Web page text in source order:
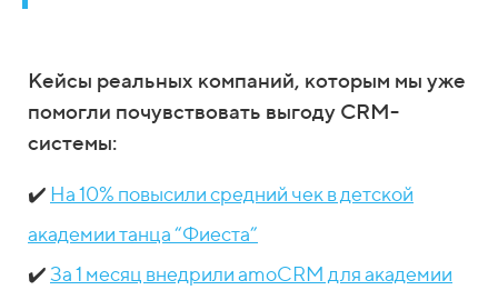
Кейсы реальных компаний, которым мы уже
помогли почувствовать выгоду CRM-
системы:
✔️ На 10% повысили средний чек в детской
академии танца “Фиеста”
✔️За 1 месяц внедрили amoСRM для академии